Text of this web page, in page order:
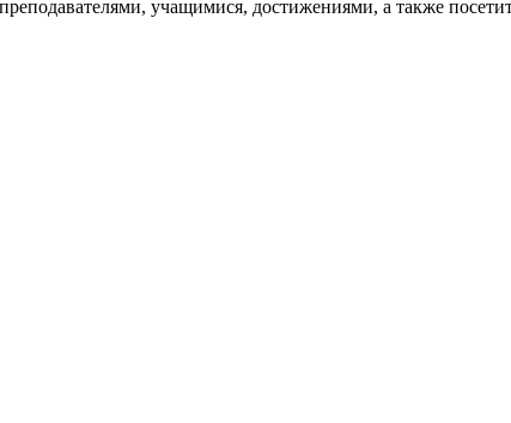
учащимися, достижениями, а также